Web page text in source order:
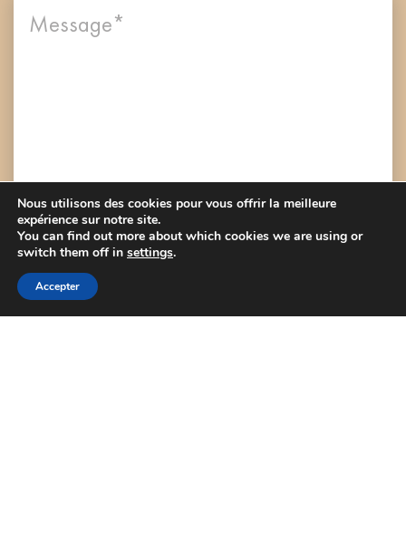
Nous utilisons des cookies pour vous offrir la meilleure
expérience sur notre site.
You can find out more about which cookies we are using or
switch them off in settings.
Accepter